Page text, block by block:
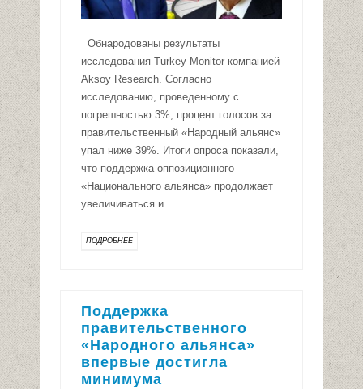
Обнародованы результаты
исследования Turkey Monitor компанией
Aksoy Research. Согласно
исследованию, проведенному с
погрешностью 3%, процент голосов за
правительственный «Народный альянс»
упал ниже 39%. Итоги опроса показали,
что поддержка оппозиционного
«Национального альянса» продолжает
увеличиваться и
ПОДРОБНЕЕ
Поддержка
правительственного
«Народного альянса»
впервые достигла
минимума